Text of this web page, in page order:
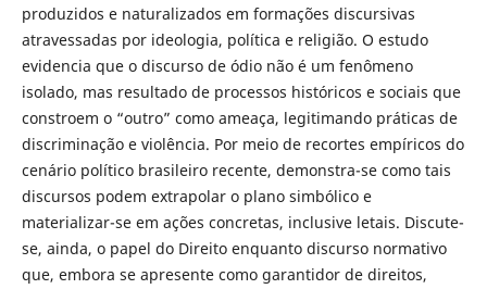
produzidos e naturalizados em formações discursivas
atravessadas por ideologia, política e religião. O estudo
evidencia que o discurso de ódio não é um fenômeno
isolado, mas resultado de processos históricos e sociais que
constroem o “outro” como ameaça, legitimando práticas de
discriminação e violência. Por meio de recortes empíricos do
cenário político brasileiro recente, demonstra-se como tais
discursos podem extrapolar o plano simbólico e
materializar-se em ações concretas, inclusive letais. Discute-
se, ainda, o papel do Direito enquanto discurso normativo
que, embora se apresente como garantidor de direitos,